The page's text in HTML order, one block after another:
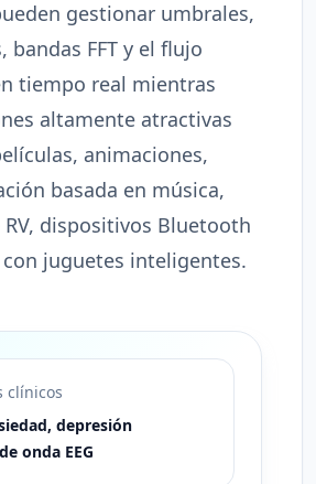
clínicos
depresión
gestionar umbrales,
bandas FFT y el flujo
tiempo real mientras
altamente atractivas
animaciones,
basada en música,
dispositivos Bluetooth
juguetes inteligentes.